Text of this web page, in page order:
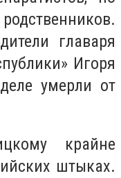
главаря
Игоря
умерли от
крайне
штыках.